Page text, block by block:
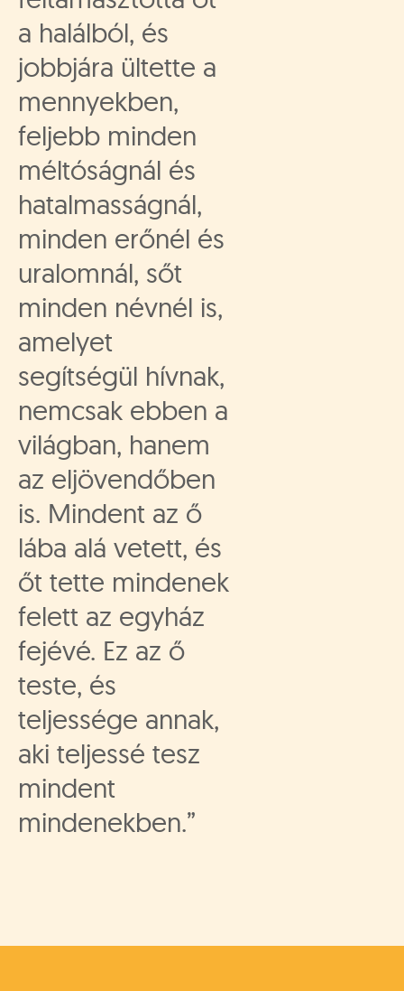
a halálból, és
jobbjára ültette a
mennyekben,
feljebb minden
méltóságnál és
hatalmasságnál,
minden erőnél és
uralomnál, sőt
minden névnél is,
amelyet
segítségül hívnak,
nemcsak ebben a
világban, hanem
az eljövendőben
is. Mindent az ő
lába alá vetett, és
őt tette mindenek
felett az egyház
fejévé. Ez az ő
teste, és
teljessége annak,
aki teljessé tesz
mindent
mindenekben.”